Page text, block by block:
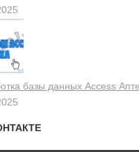
базы данных Access